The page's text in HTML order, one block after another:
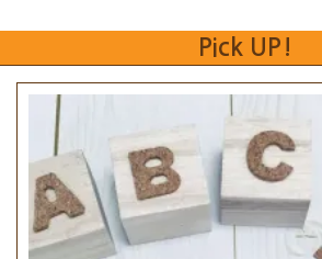
Pick UP!